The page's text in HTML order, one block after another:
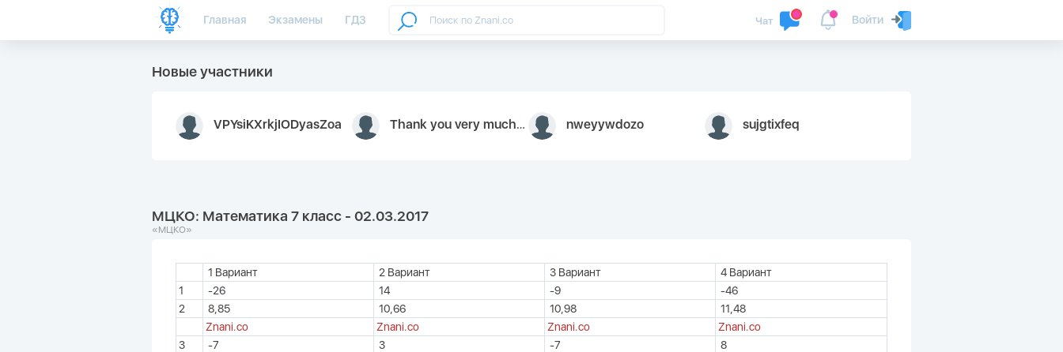
Главная Экзамены ГДЗ Войти
Чат
Новые участники
VPYsiKXrkjIODyasZoa Thank you very much for your inquiry We appreciate you 9126052 https://youtube.com faceapple ! nweyywdozo sujgtixfeq
МЦКО: Математика 7 класс - 02.03.2017
«МЦКО»
1 Вариант 2 Вариант 3 Вариант
4 Вариант
1
-26 14 -9
-46
2
8,85 10,66 10,98
11,48
Znani.co
Znani.co Znani.co
Znani.co
3
-7 3 -7
8